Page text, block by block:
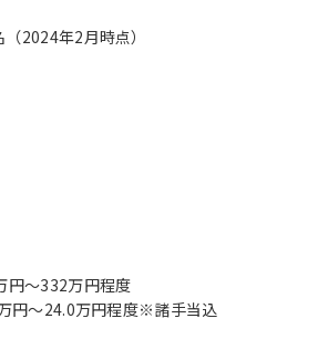
2024年2月時点）
円〜332万円程度
円〜24.0万円程度※諸手当込